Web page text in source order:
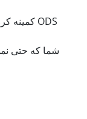
کمینه کردن شانس خطاها هنگام جستجوی اسناد ODS